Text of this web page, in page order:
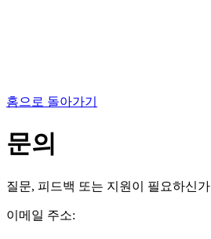
홈으로 돌아가기
문의
질문, 피드백 또는 지원이 필요하신
이메일 주소: